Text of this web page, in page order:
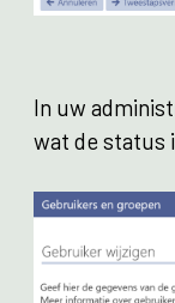
In uw
wat de status